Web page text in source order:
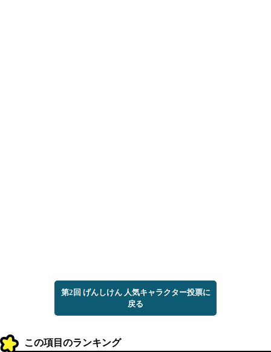
第2回 げんしけん 人気キャラクター投票に
戻る
この項目のランキング